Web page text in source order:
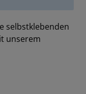
selbstklebenden
unserem